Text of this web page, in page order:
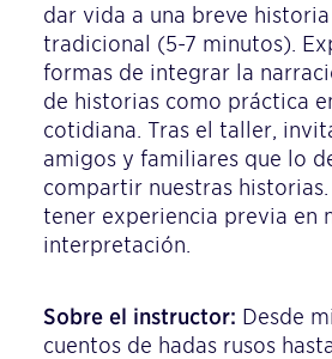
dar vida a una breve
tradicional (5-7 minutos).
formas de integrar la
de historias como práctica
cotidiana. Tras el taller,
amigos y familiares que lo
compartir nuestras
tener experiencia previa en
interpretación.
Sobre el instructor: Desde
cuentos de hadas rusos